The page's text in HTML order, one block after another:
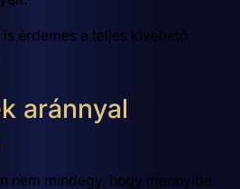
érdemes a teljes kivehető
aránnyal
nem mindegy, hogy mennyibe